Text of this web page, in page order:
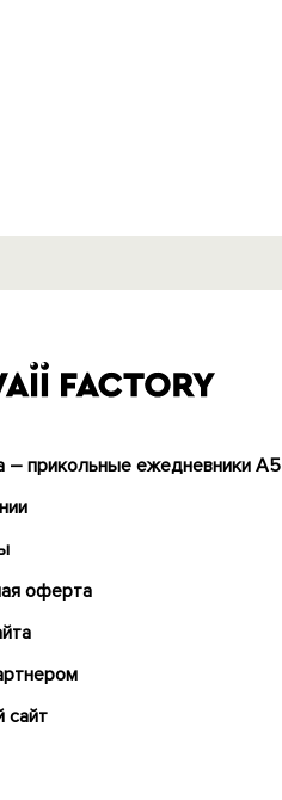
– прикольные ежедневники А5
оферта
сайт